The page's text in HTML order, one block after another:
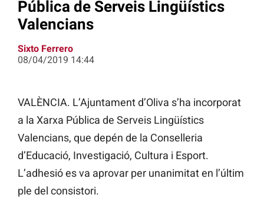
Pública de Serveis Lingüístics
Valencians
Sixto Ferrero
08/04/2019 14:44
VALÈNCIA. L’Ajuntament d’Oliva s’ha incorporat
a la Xarxa Pública de Serveis Lingüístics
Valencians, que depén de la Conselleria
d’Educació, Investigació, Cultura i Esport.
L’adhesió es va aprovar per unanimitat en l’últim
ple del consistori.